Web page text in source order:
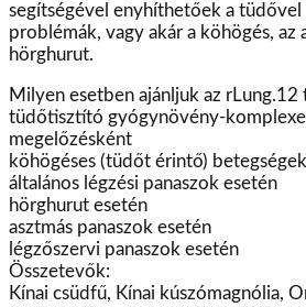
segítségével enyhíthetőek a tüdővel
problémák, vagy akár a köhögés, az
hörghurut.
Milyen esetben ajánljuk az
tüdőtisztító gyógynövény-
megelőzésként
köhögéses (tüdőt érintő)
általános légzési panaszok esetén
hörghurut esetén
asztmás panaszok esetén
légzőszervi panaszok esetén
Összetevők:
Kínai csüdfű, Kínai kúszómagnólia,